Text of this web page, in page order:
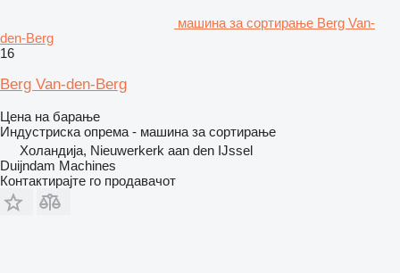
машина за сортирање Berg Van-
den-Berg
16
Berg Van-den-Berg
Цена на барање
Индустриска опрема - машина за сортирање
Холандија, Nieuwerkerk aan den IJssel
Duijndam Machines
Контактирајте го продавачот